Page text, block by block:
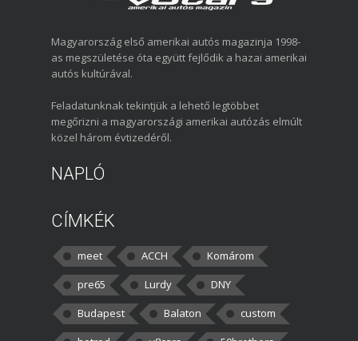
Magyarország első amerikai autós magazinja 1998-
as megszületése óta együtt fejlődik a hazai amerikai
autós kultúrával.
Feladatunknak tekintjük a lehető legtöbbet
megőrizni a magyarországi amerikai autózás elmúlt
közel három évtizedéről.
NAPLÓ
CÍMKÉK
meet ACCH
Komárom
pre65
Lurdy
DNY
Budapest
Balaton
custom